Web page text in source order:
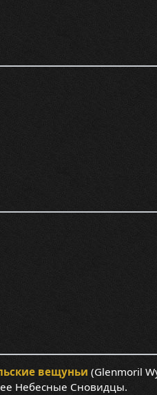
вещуньи (Glenmoril
ее Небесные Сновидцы.